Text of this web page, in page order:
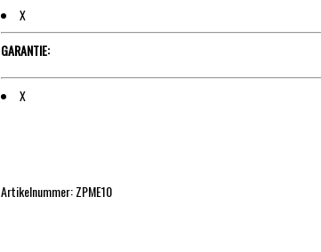
X
GARANTIE:
X
Artikelnummer: ZPME10